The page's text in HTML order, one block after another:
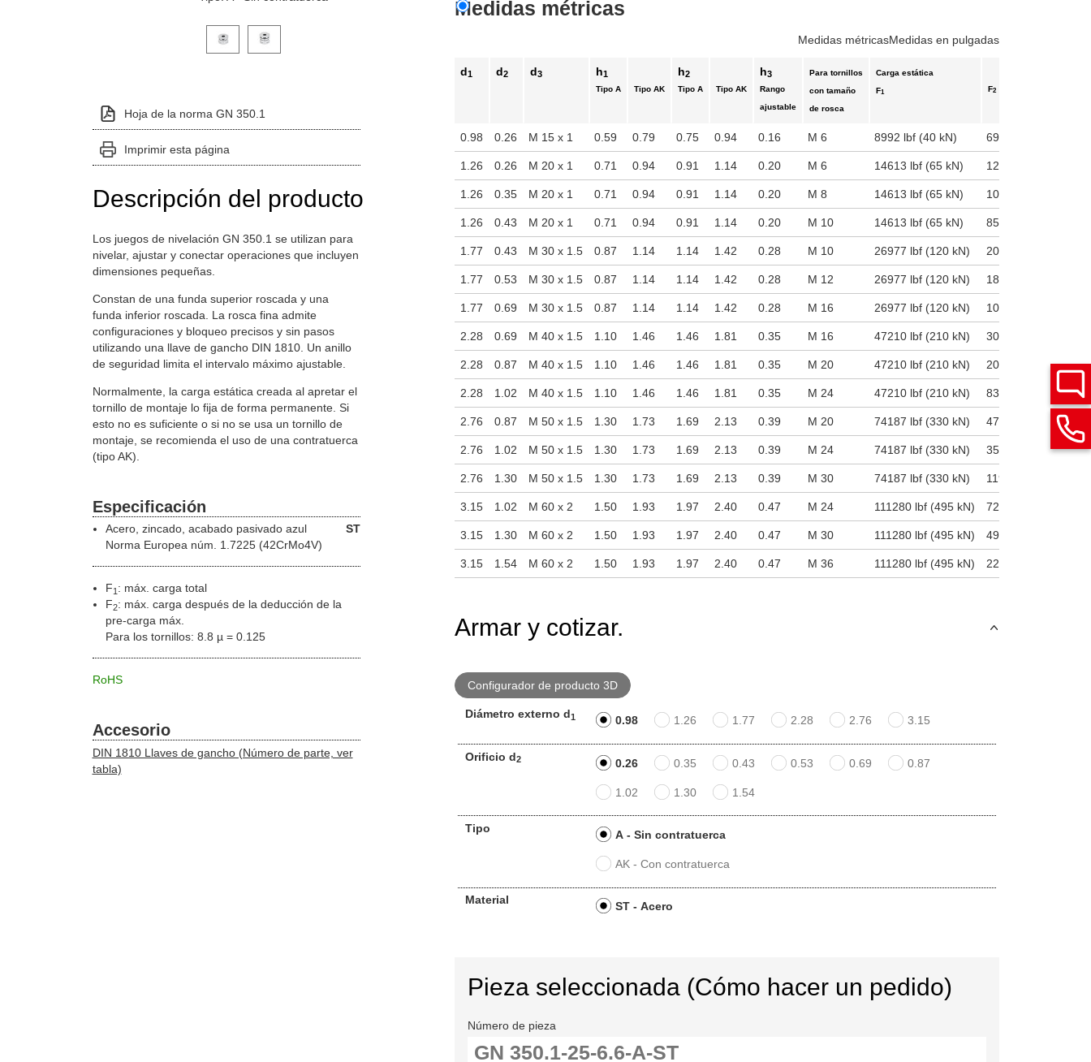
Haga clic en una imagen de variante para verla en el área de visualización principal del producto o use las teclas de tabulación para navegar a través de las variantes del
Hoja de la norma GN 350.1
Imprimir esta página
Descripción del producto
Los juegos de nivelación GN 350.1 se utilizan para
nivelar, ajustar y conectar operaciones que incluyen
dimensiones pequeñas.
Constan de una funda superior roscada y una
funda inferior roscada. La rosca fina admite
configuraciones y bloqueo precisos y sin pasos
utilizando una llave de gancho DIN 1810. Un anillo
de seguridad limita el intervalo máximo ajustable.
Normalmente, la carga estática creada al apretar el
tornillo de montaje lo fija de forma permanente. Si
esto no es suficiente o si no se usa un tornillo de
montaje, se recomienda el uso de una contratuerca
(tipo AK).
Especificación
Acero ST
, zincado, acabado pasivado azul
Norma Europea núm. 1.7225 (42CrMo4V)
F1 : máx. carga total
F2: máx. carga después de la deducción de la
pre-carga máx.
Para los tornillos: 8.8 µ = 0.125
RoHS
Accesorio
DIN 1810 Llaves de gancho (Número de parte, ver
tabla)
Medidas métricas
Medidas métricasMedidas en pulgadas
d1 d2 d3 h1
Tipo A Tipo AK
h2
Tipo A Tipo AK
h3
Rango
ajustable
Para tornillos
con tamaño
de rosca
Carga estática
F1 F2
0.98 0.26 M 15 x 1 0.59 0.79 0.75 0.94 0.16 M 6 8992 lbf (40 kN) 6902 lbf (30.7 kN)
1.26 0.26 M 20 x 1 0.71 0.94 0.91 1.14 0.20 M 6 14613 lbf (65 kN) 12522 lbf (55.7 kN)
1.26 0.35 M 20 x 1 0.71 0.94 0.91 1.14 0.20 M 8 14613 lbf (65 kN) 10791 lbf (48 kN)
1.26 0.43 M 20 x 1 0.71 0.94 0.91 1.14 0.20 M 10 14613 lbf (65 kN) 8520 lbf (37.9 kN)
1.77 0.43 M 30 x 1.5 0.87 1.14 1.14 1.42 0.28 M 10 26977 lbf (120 kN) 20885 lbf (92.9 kN)
1.77 0.53 M 30 x 1.5 0.87 1.14 1.14 1.42 0.28 M 12 26977 lbf (120 kN) 18075 lbf (80.4 kN)
1.77 0.69 M 30 x 1.5 0.87 1.14 1.14 1.42 0.28 M 16 26977 lbf (120 kN) 10229 lbf (45.5 kN)
2.28 0.69 M 40 x 1.5 1.10 1.46 1.46 1.81 0.35 M 16 47210 lbf (210 kN) 30574 lbf (136 kN)
2.28 0.87 M 40 x 1.5 1.10 1.46 1.46 1.81 0.35 M 20 47210 lbf (210 kN) 20233 lbf (90 kN)
2.28 1.02 M 40 x 1.5 1.10 1.46 1.46 1.81 0.35 M 24 47210 lbf (210 kN) 8318 lbf (37 kN)
2.76 0.87 M 50 x 1.5 1.30 1.73 1.69 2.13 0.39 M 20 74187 lbf (330 kN) 47210 lbf (210 kN)
2.76 1.02 M 50 x 1.5 1.30 1.73 1.69 2.13 0.39 M 24 74187 lbf (330 kN) 35295 lbf (157 kN)
2.76 1.30 M 50 x 1.5 1.30 1.73 1.69 2.13 0.39 M 30 74187 lbf (330 kN) 11915 lbf (53 kN)
3.15 1.02 M 60 x 2 1.50 1.93 1.97 2.40 0.47 M 24 111280 lbf (495 kN) 72388 lbf (322 kN)
3.15 1.30 M 60 x 2 1.50 1.93 1.97 2.40 0.47 M 30 111280 lbf (495 kN) 49008 lbf (218 kN)
3.15 1.54 M 60 x 2 1.50 1.93 1.97 2.40 0.47 M 36 111280 lbf (495 kN) 22706 lbf (101 kN)
Armar y cotizar.
Configurador de producto 3D
Diámetro externo d1 0.98 1.26 1.77 2.28 2.76 3.15
Orificio d2 0.26 0.35 0.43 0.53 0.69 0.87
1.02 1.30 1.54
Tipo A - Sin contratuerca
AK - Con contratuerca
Material ST - Acero
Pieza seleccionada (Cómo hacer un pedido)
Número de pieza